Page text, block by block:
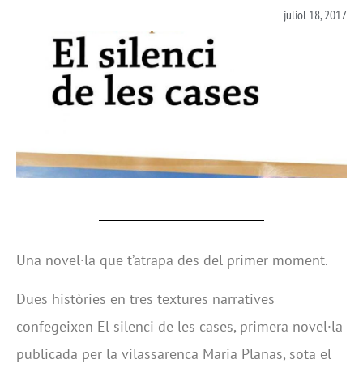
juliol 18, 2017
Una novel·la que t’atrapa des del primer moment.
Dues històries en tres textures narratives
confegeixen El silenci de les cases, primera novel·la
publicada per la vilassarenca Maria Planas, sota el